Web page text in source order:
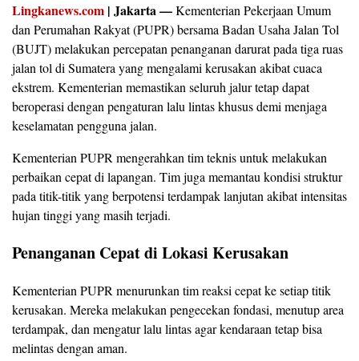
Lingkanews.com | Jakarta —Kementerian Pekerjaan Umum
dan Perumahan Rakyat (PUPR) bersama Badan Usaha Jalan Tol
(BUJT) melakukan percepatan penanganan darurat pada tiga ruas
jalan tol di Sumatera yang mengalami kerusakan akibat cuaca
ekstrem. Kementerian memastikan seluruh jalur tetap dapat
beroperasi dengan pengaturan lalu lintas khusus demi menjaga
keselamatan pengguna jalan.
Kementerian PUPR mengerahkan tim teknis untuk melakukan
perbaikan cepat di lapangan. Tim juga memantau kondisi struktur
pada titik-titik yang berpotensi terdampak lanjutan akibat intensitas
hujan tinggi yang masih terjadi.
Penanganan Cepat di Lokasi Kerusakan
Kementerian PUPR menurunkan tim reaksi cepat ke setiap titik
kerusakan. Mereka melakukan pengecekan fondasi, menutup area
terdampak, dan mengatur lalu lintas agar kendaraan tetap bisa
melintas dengan aman.